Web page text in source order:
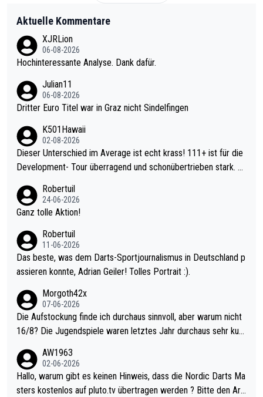
Aktuelle Kommentare
XJRLion
06-08-2026
Hochinteressante Analyse. Dank dafür.
Julian11
06-08-2026
Dritter Euro Titel war in Graz nicht Sindelfingen
K501Hawaii
02-08-2026
Dieser Unterschied im Average ist echt krass! 111+ ist für die
Development- Tour überragend und schonübertrieben stark. U
mal 40+ erst recht. Da gewinnst keinen Blumentopf - ist ja noc
h krasser wie ein Pokalspiel eines Kreisligisten vs einem Bund
Robertuil
24-06-2026
Ganz tolle Aktion!
Robertuil
11-06-2026
Das beste, was dem Darts-Sportjournalismus in Deutschland p
assieren konnte, Adrian Geiler! Tolles Portrait :).
Morgoth42x
07-06-2026
Die Aufstockung finde ich durchaus sinnvoll, aber warum nicht
16/8? Die Jugendspiele waren letztes Jahr durchaus sehr kurz
Allerdings ist Mitchell Lawrie als Nummer 1 der Welt eh qualifi
ziert. Somit ändert die automatische Qualifikation des Weltmei
sters erstmal nichts. Ich denke sie wollen damit für nächstes J
AW1963
02-06-2026
Hallo, warum gibt es keinen Hinweis, dass die Nordic Darts Ma
sters kostenlos auf pluto.tv übertragen werden ? Bitte den Arti